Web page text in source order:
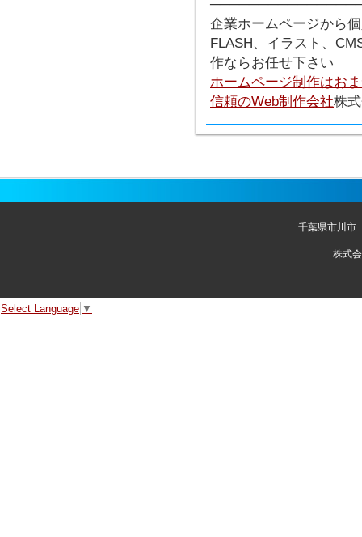
企業ホームページから
FLASH、イラスト、
作ならお任せ下さい
ホームページ制作はお
信頼のWeb制作会社株
千葉県市川市
株式
Select Language ▼